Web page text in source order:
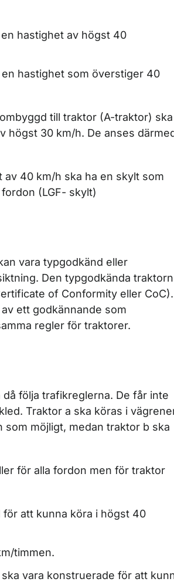
hastighet av högst 40
hastighet som överstiger 40
till traktor (A-traktor) ska
högst 30 km/h. De anses
40 km/h ska ha en skylt som
(LGF- skylt)
vara typgodkänd eller
Den typgodkända traktorn
of Conformity eller CoC).
ett godkännande som
regler för traktorer.
följa trafikreglerna. De får inte
Traktor a ska köras i
som möjligt, medan traktor b ska
för alla fordon men för traktor
att kunna köra i högst 40
timmen.
vara konstruerade för att